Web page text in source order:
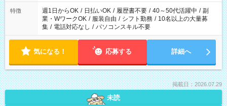
特徴 週1日からOK / 日払いOK / 履歴書不要 / 40～50代活躍中 / 副
業・WワークOK / 服装自由 / シフト勤務 / 10名以上の大量募
集 / 電話対応なし / パソコンスキル不要
気になる！ 応募する 詳細へ
掲載日：2026.07.29
未読